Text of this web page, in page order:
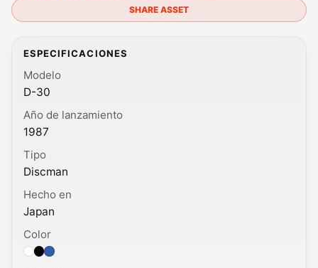
SHARE ASSET
ESPECIFICACIONES
Modelo
D-30
Año de lanzamiento
1987
Tipo
Discman
Hecho en
Japan
Color
Color: White, Black, Blue.